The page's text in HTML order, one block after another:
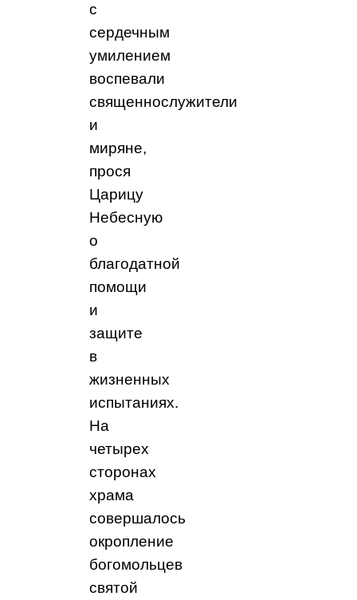
с
сердечным
умилением
воспевали
священнослужители
и
миряне,
прося
Царицу
Небесную
о
благодатной
помощи
и
защите
в
жизненных
испытаниях.
На
четырех
сторонах
храма
совершалось
окропление
богомольцев
святой